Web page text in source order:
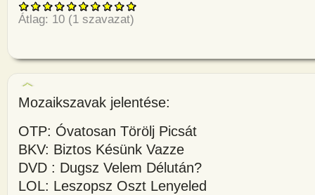
Átlag: 10 (1 szavazat)
Mozaikszavak jelentése:
OTP: Óvatosan Törölj Picsát
BKV: Biztos Késünk Vazze
DVD : Dugsz Velem Délután?
LOL: Leszopsz Oszt Lenyeled